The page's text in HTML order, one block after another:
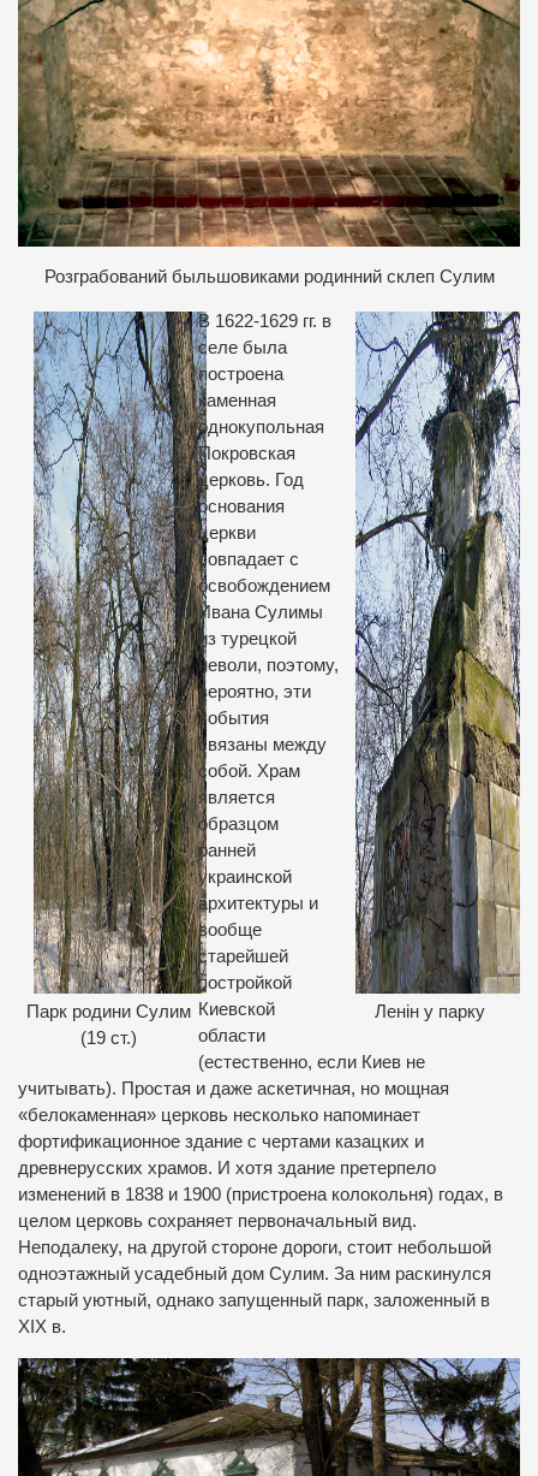
Розграбований быльшовиками родинний склеп Сулим
Парк родини Сулим
(19 ст.)
Ленін у парку
В 1622-1629 гг. в
селе была
построена
каменная
однокупольная
Покровская
церковь. Год
основания
церкви
совпадает с
освобождением
Ивана Сулимы
из турецкой
неволи, поэтому,
вероятно, эти
события
связаны между
собой. Храм
является
образцом
ранней
украинской
архитектуры и
вообще
старейшей
постройкой
Киевской
области
(естественно, если Киев не
учитывать). Простая и даже аскетичная, но мощная
«белокаменная» церковь несколько напоминает
фортификационное здание с чертами казацких и
древнерусских храмов. И хотя здание претерпело
изменений в 1838 и 1900 (пристроена колокольня) годах, в
целом церковь сохраняет первоначальный вид.
Неподалеку, на другой стороне дороги, стоит небольшой
одноэтажный усадебный дом Сулим. За ним раскинулся
старый уютный, однако запущенный парк, заложенный в
XIX в.